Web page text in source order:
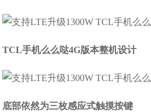
TCL手机么么哒4G版本整机设计
底部依然为三枚感应式触摸按键